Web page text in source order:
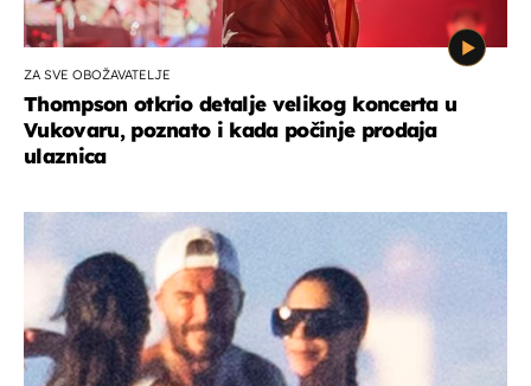
ZA SVE OBOŽAVATELJE
Thompson otkrio detalje velikog koncerta u
Vukovaru, poznato i kada počinje prodaja
ulaznica